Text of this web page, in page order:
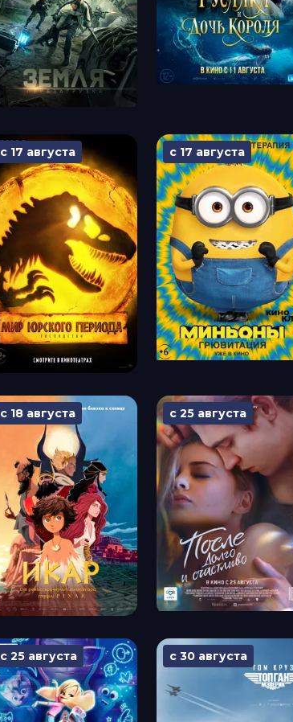
с 17 августа с 17 августа
с 18 августа с 25 августа
с 25 августа с 30 августа